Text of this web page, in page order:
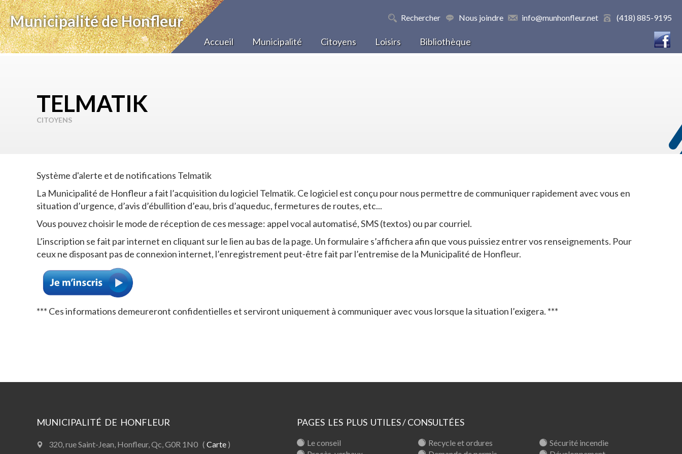
Municipalité de Honfleur Rechercher Nous joindre info@munhonfleur.net (418) 885-9195
Accueil Municipalité Citoyens Loisirs Bibliothèque
TELMATIK
CITOYENS
Système d'alerte et de notifications Telmatik
La Municipalité de Honfleur a fait l’acquisition du logiciel Telmatik. Ce logiciel est conçu pour nous permettre de communiquer rapidement avec vous en
situation d’urgence, d’avis d’ébullition d’eau, bris d’aqueduc, fermetures de routes, etc...
Vous pouvez choisir le mode de réception de ces message: appel vocal automatisé, SMS (textos) ou par courriel.
L’inscription se fait par internet en cliquant sur le lien au bas de la page. Un formulaire s’affichera afin que vous puissiez entrer vos renseignements. Pour
ceux ne disposant pas de connexion internet, l’enregistrement peut-être fait par l’entremise de la Municipalité de Honfleur.
*** Ces informations demeureront confidentielles et serviront uniquement à communiquer avec vous lorsque la situation l’exigera. ***
MUNICIPALITÉ DE HONFLEUR
320, rue Saint-Jean, Honfleur, Qc, G0R 1N0 ( Carte )
PAGES LES PLUS UTILES / CONSULTÉES
Le conseil
Recycle et ordures
Sécurité incendie